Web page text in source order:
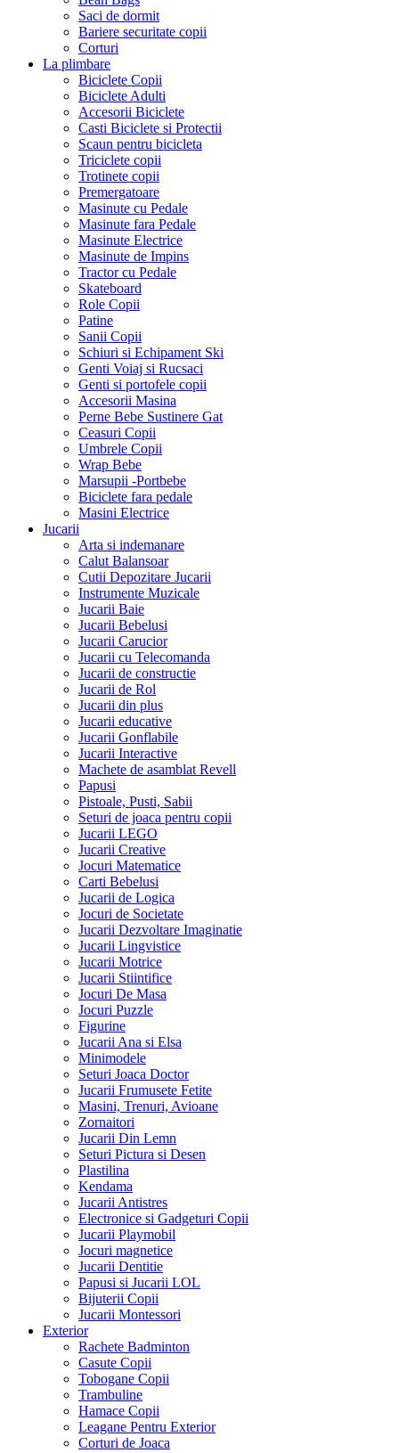
Saci de dormit
Bariere securitate copii
Corturi
La plimbare
Biciclete Copii
Biciclete Adulti
Accesorii Biciclete
Casti Biciclete si Protectii
Scaun pentru bicicleta
Triciclete copii
Trotinete copii
Premergatoare
Masinute cu Pedale
Masinute fara Pedale
Masinute Electrice
Masinute de Impins
Tractor cu Pedale
Skateboard
Role Copii
Patine
Sanii Copii
Schiuri si Echipament Ski
Genti Voiaj si Rucsaci
Genti si portofele copii
Accesorii Masina
Perne Bebe Sustinere Gat
Ceasuri Copii
Umbrele Copii
Wrap Bebe
Marsupii -Portbebe
Biciclete fara pedale
Masini Electrice
Jucarii
Arta si indemanare
Calut Balansoar
Cutii Depozitare Jucarii
Instrumente Muzicale
Jucarii Baie
Jucarii Bebelusi
Jucarii Carucior
Jucarii cu Telecomanda
Jucarii de constructie
Jucarii de Rol
Jucarii din plus
Jucarii educative
Jucarii Gonflabile
Jucarii Interactive
Machete de asamblat Revell
Papusi
Pistoale, Pusti, Sabii
Seturi de joaca pentru copii
Jucarii LEGO
Jucarii Creative
Jocuri Matematice
Carti Bebelusi
Jucarii de Logica
Jocuri de Societate
Jucarii Dezvoltare Imaginatie
Jucarii Lingvistice
Jucarii Motrice
Jucarii Stiintifice
Jocuri De Masa
Jocuri Puzzle
Figurine
Jucarii Ana si Elsa
Minimodele
Seturi Joaca Doctor
Jucarii Frumusete Fetite
Masini, Trenuri, Avioane
Zornaitori
Jucarii Din Lemn
Seturi Pictura si Desen
Plastilina
Kendama
Jucarii Antistres
Electronice si Gadgeturi Copii
Jucarii Playmobil
Jocuri magnetice
Jucarii Dentitie
Papusi si Jucarii LOL
Bijuterii Copii
Jucarii Montessori
Exterior
Rachete Badminton
Casute Copii
Tobogane Copii
Trambuline
Hamace Copii
Leagane Pentru Exterior
Corturi de Joaca